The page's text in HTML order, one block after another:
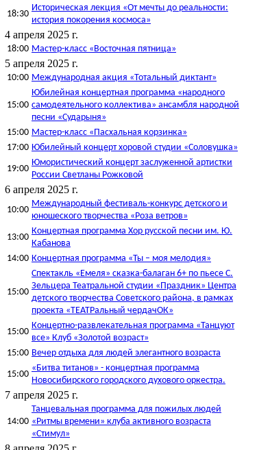
18:30
Историческая лекция «От мечты до реальности:
история покорения космоса»
4 апреля 2025 г.
18:00 Мастер-класс «Восточная пятница»
5 апреля 2025 г.
10:00 Международная акция «Тотальный диктант»
15:00
Юбилейная концертная программа «народного
самодеятельного коллектива» ансамбля народной
песни «Сударыня»
15:00 Мастер-класс «Пасхальная корзинка»
17:00 Юбилейный концерт хоровой студии «Соловушка»
19:00
Юмористический концерт заслуженной артистки
России Светланы Рожковой
6 апреля 2025 г.
10:00
Международный фестиваль-конкурс детского и
юношеского творчества «Роза ветров»
13:00
Концертная программа Хор русской песни им. Ю.
Кабанова
14:00 Концертная программа «Ты – моя мелодия»
15:00
Спектакль «Емеля» сказка-балаган 6+ по пьесе С.
Зельцера Театральной студии «Праздник» Центра
детского творчества Советского района, в рамках
проекта «ТЕАТРальный чердачОК»
15:00
Концертно-развлекательная программа «Танцуют
все» Клуб «Золотой возраст»
15:00 Вечер отдыха для людей элегантного возраста
15:00
«Битва титанов» - концертная программа
Новосибирского городского духового оркестра.
7 апреля 2025 г.
14:00
Танцевальная программа для пожилых людей
«Ритмы времени» клуба активного возраста
«Стимул»